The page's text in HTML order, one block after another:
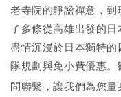
老寺院的靜謐禪意，
了多條從高雄出發的日
盡情沉浸於日本獨特
隊規劃與免小費優惠
問聯繫，讓我們為您